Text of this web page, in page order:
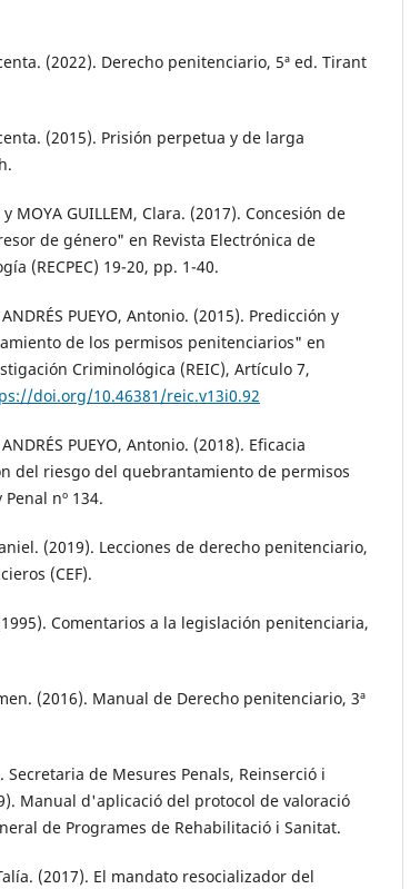
(2022). Derecho penitenciario, 5ª ed. Tirant
(2015). Prisión perpetua y de larga
MOYA GUILLEM, Clara. (2017). Concesión de
de género" en Revista Electrónica de
(RECPEC) 19-20, pp. 1-40.
PUEYO, Antonio. (2015). Predicción y
de los permisos penitenciarios" en
Criminológica (REIC), Artículo 7,
doi.org/10.46381/reic.v13i0.92
PUEYO, Antonio. (2018). Eficacia
del riesgo del quebrantamiento de permisos
nº 134.
(2019). Lecciones de derecho penitenciario,
(CEF).
(1995). Comentarios a la legislación penitenciaria,
(2016). Manual de Derecho penitenciario, 3ª
de Mesures Penals, Reinserció i
Manual d'aplicació del protocol de valoració
de Programes de Rehabilitació i Sanitat.
(2017). El mandato resocializador del